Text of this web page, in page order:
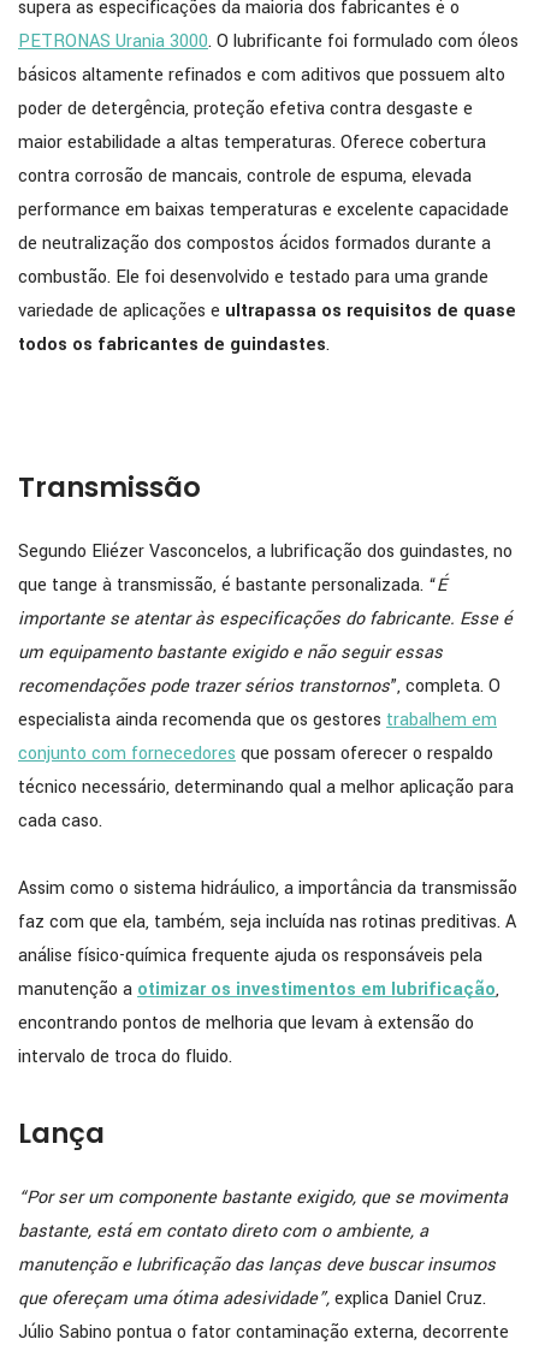
supera as especificações da maioria dos fabricantes é o
PETRONAS Urania 3000. O lubrificante foi formulado com óleos
básicos altamente refinados e com aditivos que possuem alto
poder de detergência, proteção efetiva contra desgaste e
maior estabilidade a altas temperaturas. Oferece cobertura
contra corrosão de mancais, controle de espuma, elevada
performance em baixas temperaturas e excelente capacidade
de neutralização dos compostos ácidos formados durante a
combustão. Ele foi desenvolvido e testado para uma grande
variedade de aplicações e ultrapassa os requisitos de quase
todos os fabricantes de guindastes.
Transmissão
Segundo Eliézer Vasconcelos, a lubrificação dos guindastes, no
que tange à transmissão, é bastante personalizada. “É
importante se atentar às especificações do fabricante. Esse é
um equipamento bastante exigido e não seguir essas
recomendações pode trazer sérios transtornos”, completa. O
especialista ainda recomenda que os gestores trabalhem em
conjunto com fornecedoresque possam oferecer o respaldo
técnico necessário, determinando qual a melhor aplicação para
cada caso.
Assim como o sistema hidráulico, a importância da transmissão
faz com que ela, também, seja incluída nas rotinas preditivas. A
análise físico-química frequente ajuda os responsáveis pela
manutenção a otimizar os investimentos em lubrificação,
encontrando pontos de melhoria que levam à extensão do
intervalo de troca do fluido.
Lança
“Por ser um componente bastante exigido, que se movimenta
bastante, está em contato direto com o ambiente, a
manutenção e lubrificação das lanças deve buscar insumos
que ofereçam uma ótima adesividade”,explica Daniel Cruz.
Júlio Sabino pontua o fator contaminação externa, decorrente